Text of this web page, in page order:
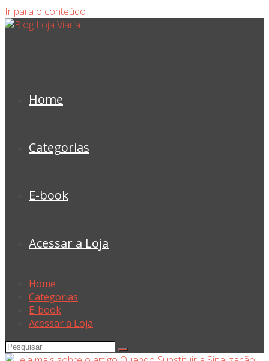
Ir para o conteúdo
Home
Categorias
E-book
Acessar a Loja
Home
Categorias
E-book
Acessar a Loja